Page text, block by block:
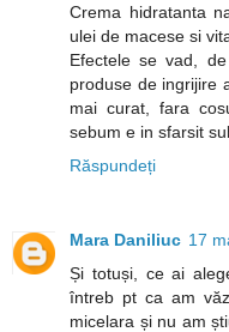
Crema hidratanta
ulei de macese si
Efectele se vad,
produse de ingrijire
mai curat, fara
sebum e in sfarsit
Răspundeți
Mara Daniliuc 17
Și totuși, ce ai
întreb pt ca am
micelara și nu am